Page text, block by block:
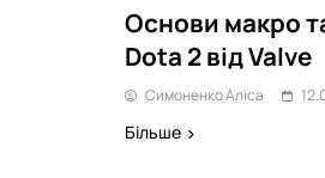
Основи макро
Dota 2 від Valve
Симоненко Аліса
Більше